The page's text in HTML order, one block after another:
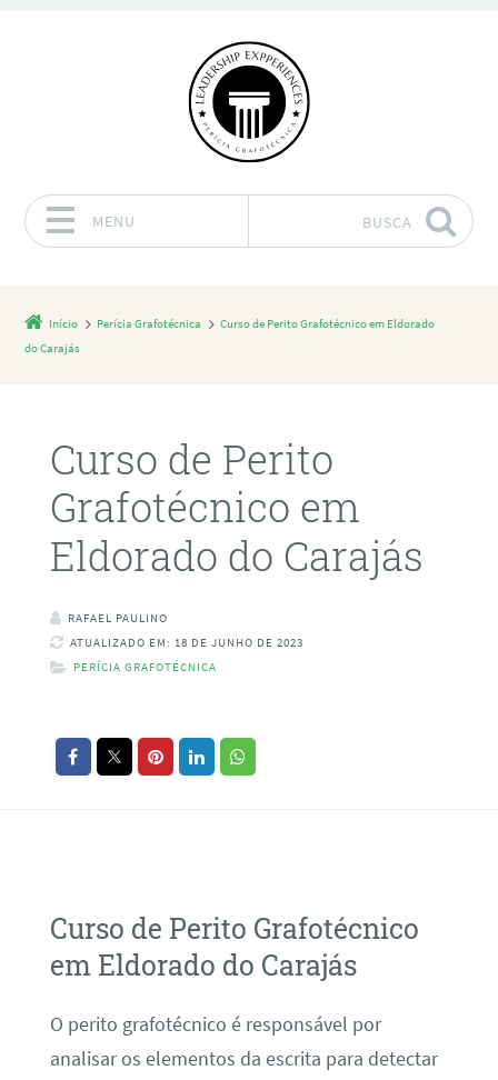
MENU BUSCA
Início Perícia Grafotécnica
Curso de Perito Grafotécnico em Eldorado
do Carajás
Curso de Perito
Grafotécnico em
Eldorado do Carajás
RAFAEL PAULINO
ATUALIZADO EM: 18 DE JUNHO DE 2023
PERÍCIA GRAFOTÉCNICA
Curso de Perito Grafotécnico
em Eldorado do Carajás
O perito grafotécnico é responsável por
analisar os elementos da escrita para detectar